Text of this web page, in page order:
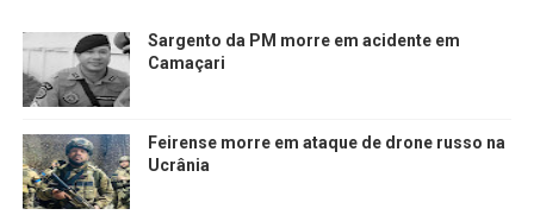
Sargento da PM morre em acidente em
Camaçari
Feirense morre em ataque de drone russo na
Ucrânia